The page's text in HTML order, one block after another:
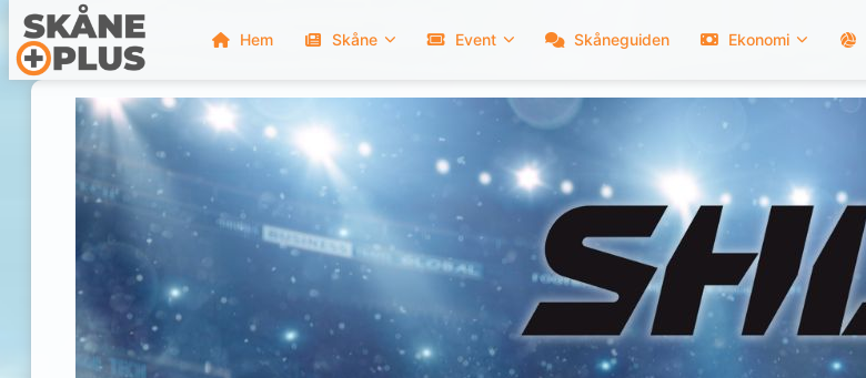
Hem Skåne Event Skåneguiden Ekonomi